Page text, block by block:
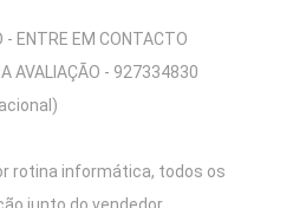
- ENTRE EM CONTACTO
AVALIAÇÃO - 927334830
rotina informática, todos os